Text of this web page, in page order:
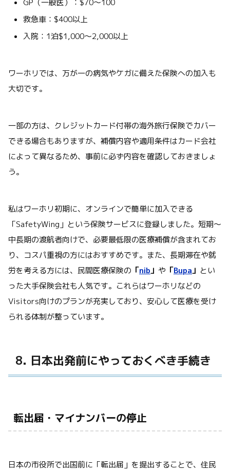
GP（一般医）：$70〜100
救急車：$400以上
入院：1泊$1,000〜2,000以上
ワーホリでは、万が一の病気やケガに備えた保険への加入も
大切です。
一部の方は、クレジットカード付帯の海外旅行保険でカバー
できる場合もありますが、補償内容や適用条件はカード会社
によって異なるため、事前に必ず内容を確認しておきましょ
う。
私はワーホリ初期に、オンラインで簡単に加入できる
「SafetyWing」という保険サービスに登録しました。短期～
中長期の渡航者向けで、必要最低限の医療補償が含まれてお
り、コスパ重視の方にはおすすめです。また、長期滞在や就
労を考える方には、民間医療保険の 「nib」 や 「Bupa」 とい
った大手保険会社も人気です。これらはワーホリなどの
Visitors向けのプランが充実しており、安心して医療を受け
られる体制が整っています。
8. 日本出発前にやっておくべき手続き
転出届・マイナンバーの停止
日本の市役所で出国前に「転出届」を提出することで、住民